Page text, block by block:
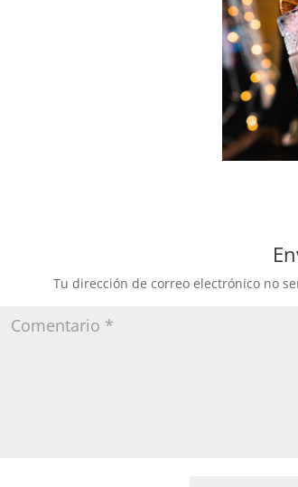
Tu dirección de correo electrónico no